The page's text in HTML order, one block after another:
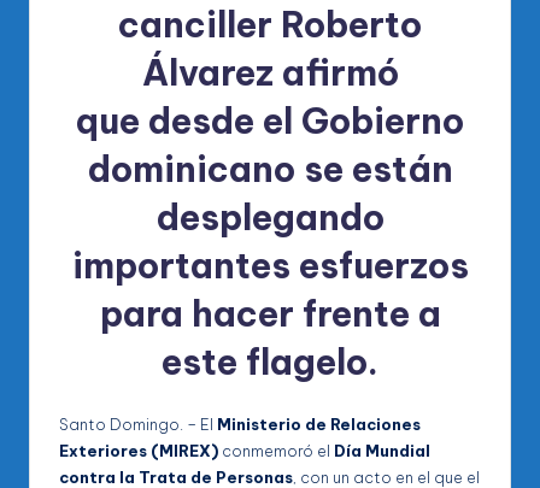
canciller Roberto
Álvarez afirmó
que desde el Gobierno
dominicano se están
desplegando
importantes esfuerzos
para hacer frente a
este flagelo.
Santo Domingo. – El Ministerio de Relaciones
Exteriores (MIREX) conmemoró el Día Mundial
contra la Trata de Personas , con un acto en el que el